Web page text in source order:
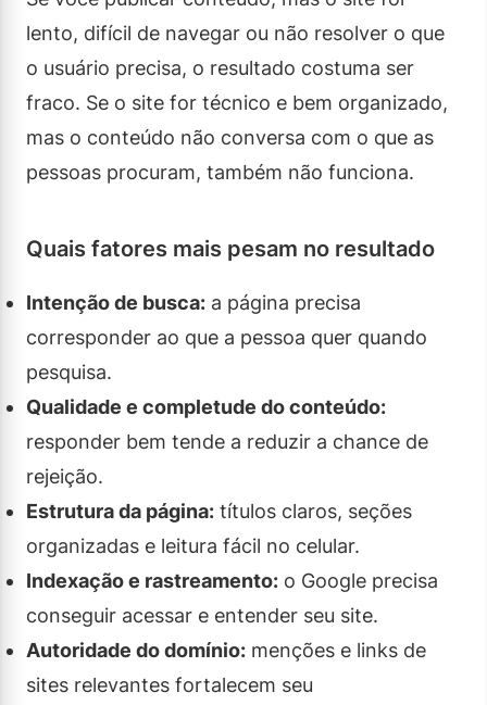
lento, difícil de navegar ou não resolver o que
o usuário precisa, o resultado costuma ser
fraco. Se o site for técnico e bem organizado,
mas o conteúdo não conversa com o que as
pessoas procuram, também não funciona.
Quais fatores mais pesam no resultado
Intenção de busca: a página precisa
corresponder ao que a pessoa quer quando
pesquisa.
Qualidade e completude do conteúdo:
responder bem tende a reduzir a chance de
rejeição.
Estrutura da página: títulos claros, seções
organizadas e leitura fácil no celular.
Indexação e rastreamento: o Google precisa
conseguir acessar e entender seu site.
Autoridade do domínio: menções e links de
sites relevantes fortalecem seu